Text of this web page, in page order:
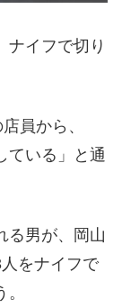
ナイフで切り
員から、
ている」と通
る男が、岡山
をナイフで